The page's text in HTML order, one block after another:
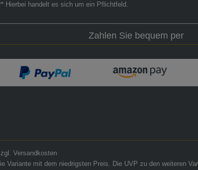
Hierbei handelt es sich um ein Pflichtfeld.
Zahlen Sie bequem per
Versandkosten
mit dem niedrigsten Preis. Die UVP zu den weiteren